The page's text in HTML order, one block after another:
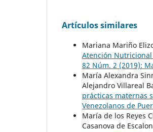
Artículos similares
Mariana Mariño
Atención
82 Núm. 2 (2019):
María Alexandra
Alejandro Villareal
prácticas maternas
Venezolanos de
María de los Reyes
Casanova de